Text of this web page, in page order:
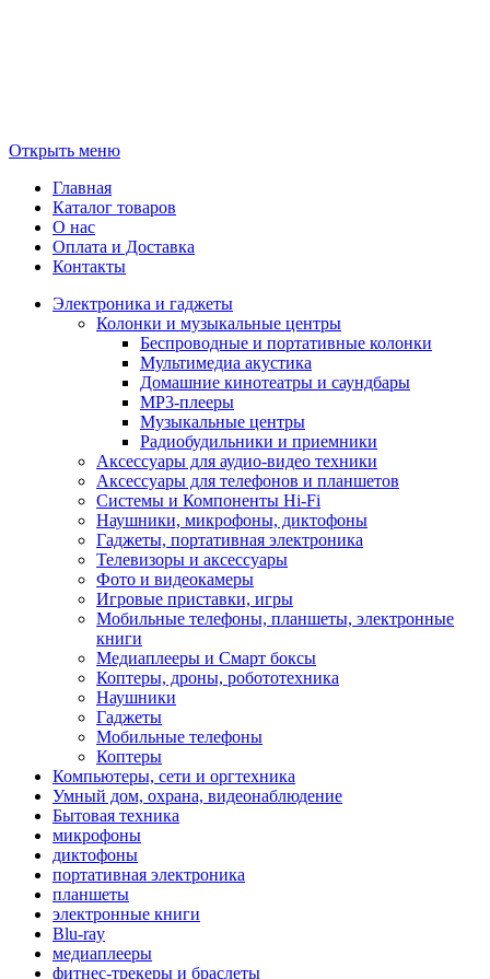
Открыть меню
Главная
Каталог товаров
О нас
Оплата и Доставка
Контакты
Электроника и гаджеты
Колонки и музыкальные центры
Беспроводные и портативные колонки
Мультимедиа акустика
Домашние кинотеатры и саундбары
MP3-плееры
Музыкальные центры
Радиобудильники и приемники
Аксессуары для аудио-видео техники
Аксессуары для телефонов и планшетов
Системы и Компоненты Hi-Fi
Наушники, микрофоны, диктофоны
Гаджеты, портативная электроника
Телевизоры и аксессуары
Фото и видеокамеры
Игровые приставки, игры
Мобильные телефоны, планшеты, электронные
книги
Медиаплееры и Смарт боксы
Коптеры, дроны, робототехника
Наушники
Гаджеты
Мобильные телефоны
Коптеры
Компьютеры, сети и оргтехника
Умный дом, охрана, видеонаблюдение
Бытовая техника
микрофоны
диктофоны
портативная электроника
планшеты
электронные книги
Blu-ray
медиаплееры
фитнес-трекеры и браслеты